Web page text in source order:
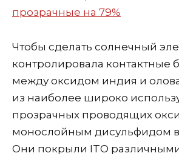
Чтобы сделать солнечный
контролировала контактные
между оксидом индия и
из наиболее широко
прозрачных проводящих
монослойным дисульфидом
Они покрыли ITO